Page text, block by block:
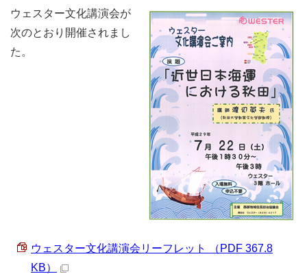
ウェスター文化講演会が
次のとおり開催されまし
た。
ウェスター文化講演会リーフレット （PDF 367.8
KB）